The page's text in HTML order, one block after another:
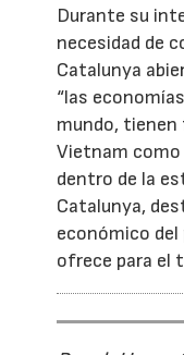
Durante su
necesidad de
Catalunya
“las
mundo, tienen
Vietnam como
dentro de la
Catalunya,
económico del
ofrece para el